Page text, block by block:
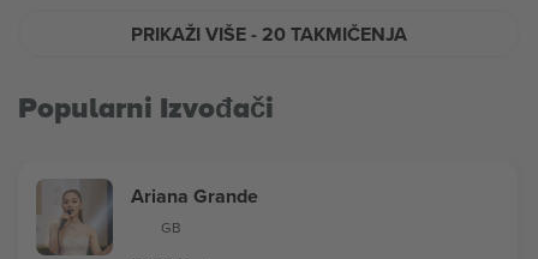
PRIKAŽI VIŠE- 20 TAKMIČENJA
Popularni Izvođači
Ariana Grande
GB